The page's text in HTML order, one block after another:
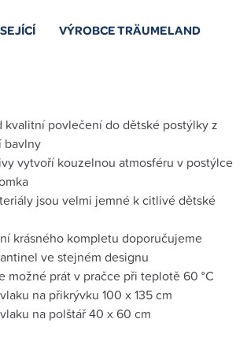
VÝROBCE TRÄUMELAND
kvalitní povlečení do dětské postýlky z
bavlny
vytvoří kouzelnou atmosféru v postýlce
jsou velmi jemné k citlivé dětské
krásného kompletu doporučujeme
ve stejném designu
možné prát v pračce při teplotě 60 °C
na přikrývku 100 x 135 cm
na polštář 40 x 60 cm